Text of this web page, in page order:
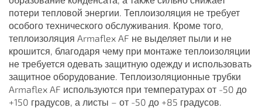
потери тепловой энергии. Теплоизоляция не требует
особого технического обслуживания. Кроме того,
теплоизоляция Armaflex AF не выделяет пыли и не
крошится, благодаря чему при монтаже теплоизоляции
не требуется одевать защитную одежду и использовать
защитное оборудование. Теплоизоляционные трубки
Armaflex AF используются при температурах от -50 до
+150 градусов, а листы – от -50 до +85 градусов.